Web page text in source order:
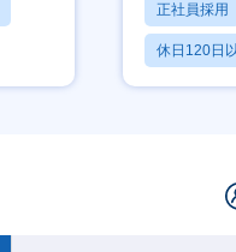
正社員採用
休日120日
賞与あり